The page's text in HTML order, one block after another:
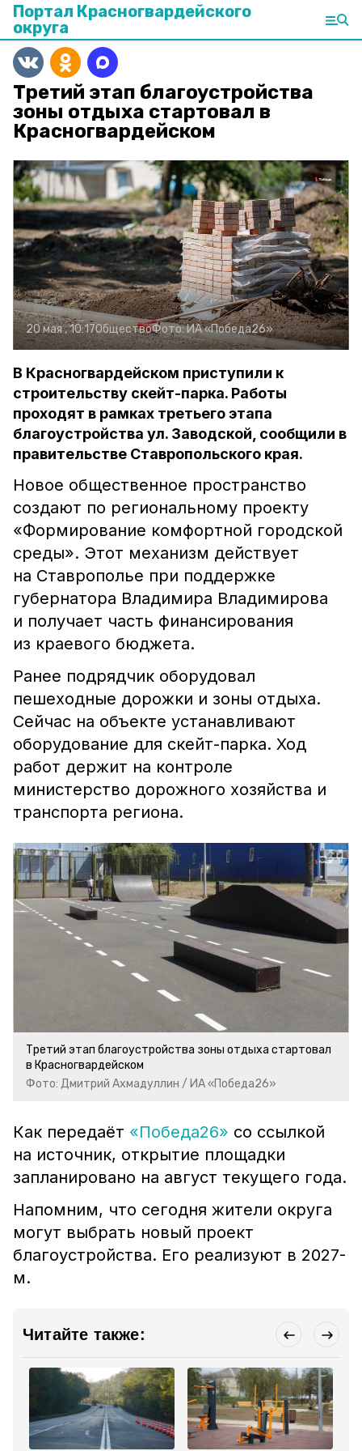
Портал Красногвардейского
округа
Третий этап благоустройства
зоны отдыха стартовал в
Красногвардейском
20 мая , 10:17ОбществоФото:ИА «Победа26»
В Красногвардейском приступили к
строительству скейт-парка. Работы
проходят в рамках третьего этапа
благоустройства ул. Заводской, сообщили в
правительстве Ставропольского края.
Новое общественное пространство
создают по региональному проекту
«Формирование комфортной городской
среды». Этот механизм действует
на Ставрополье при поддержке
губернатора Владимира Владимирова
и получает часть финансирования
из краевого бюджета.
Ранее подрядчик оборудовал
пешеходные дорожки и зоны отдыха.
Сейчас на объекте устанавливают
оборудование для скейт-парка. Ход
работ держит на контроле
министерство дорожного хозяйства и
транспорта региона.
Третий этап благоустройства зоны отдыха стартовал
в Красногвардейском
Фото: Дмитрий Ахмадуллин / ИА «Победа26»
Как передаёт «Победа26» со ссылкой
на источник, открытие площадки
запланировано на август текущего года.
Напомним, что сегодня жители округа
могут выбрать новый проект
благоустройства. Его реализуют в 2027-
м.
Читайте также: